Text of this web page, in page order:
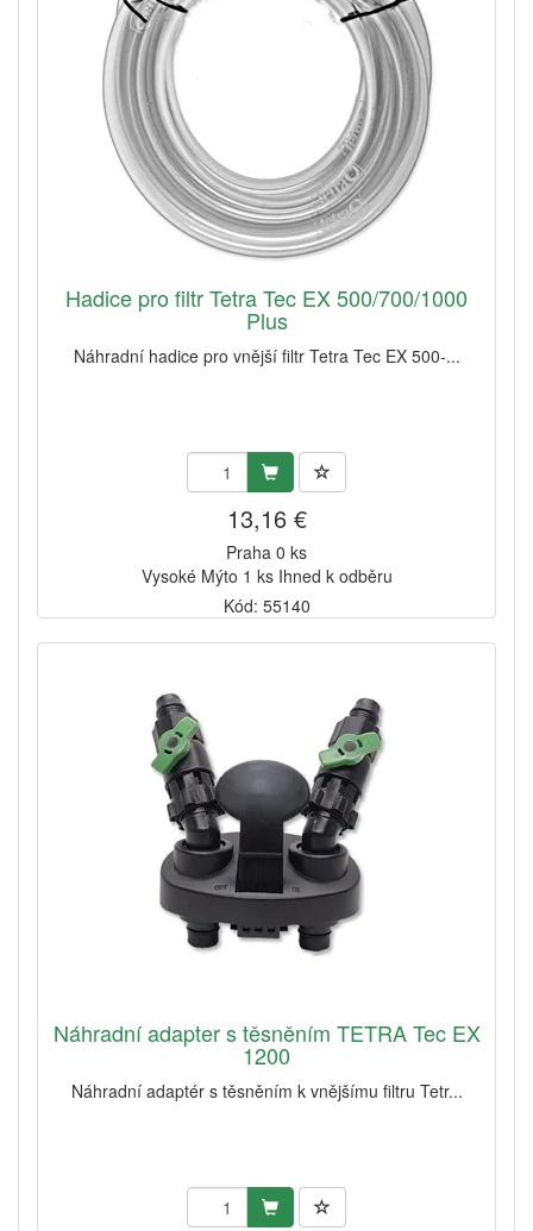
Hadice pro filtr Tetra Tec EX 500/700/1000
Plus
Náhradní hadice pro vnější filtr Tetra Tec EX 500-...
13,16 €
Praha 0 ks
Vysoké Mýto 1 ks Ihned k odběru
Kód: 55140
Náhradní adapter s těsněním TETRA Tec EX
1200
Náhradní adaptér s těsněním k vnějšímu filtru Tetr...